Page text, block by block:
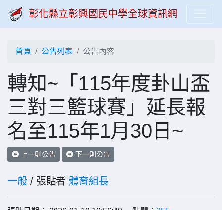
彰化縣立彰興國民中學全球資訊網
首頁 公告列表 公告內容
轉知~「115年度卦山盃
三對三籃球賽」延長報
名至115年1月30日~
上一則公告 下一則公告
一般 / 張貼者 體育組長